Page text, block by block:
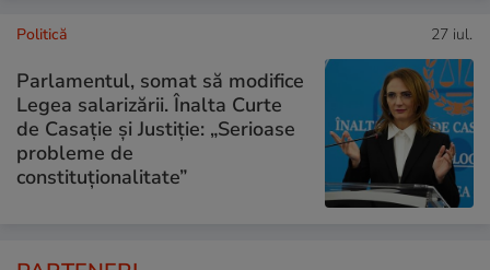
Politică 27 iul.
Parlamentul, somat să modifice
Legea salarizării. Înalta Curte
de Casație și Justiție: „Serioase
probleme de
constituționalitate”